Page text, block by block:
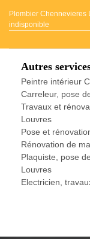
Plombier Chennevieres
indisponible
Autres
Peintre intérieur
Carreleur, pose
Travaux et
Louvres
Pose et
Rénovation de
Plaquiste, pose
Louvres
Electricien,